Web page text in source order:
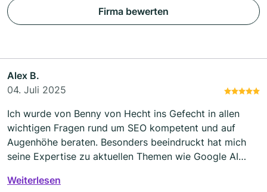
Firma bewerten
Alex B.
04. Juli 2025
Ich wurde von Benny von Hecht ins Gefecht in allen
wichtigen Fragen rund um SEO kompetent und auf
Augenhöhe beraten. Besonders beeindruckt hat mich
seine Expertise zu aktuellen Themen wie Google AI
stark an Bedeutung gewinnen. Die empfohlenen
Weiterlesen